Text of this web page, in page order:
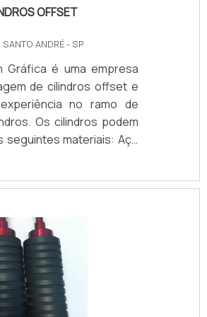
OFFSET
SANTO ANDRÉ - SP
Gráfica é uma empresa
de cilindros offset e
no ramo de
Os cilindros podem
seguintes materiais: Aço
Alumínio; Inox; Bronze;
DE QUALIDADE QUE
NO MERCADOSão
CNC, Fresadoras, soldas
alta qualidade a fim de
serviço possível.
de cilindros offset, a
novos, realiza o